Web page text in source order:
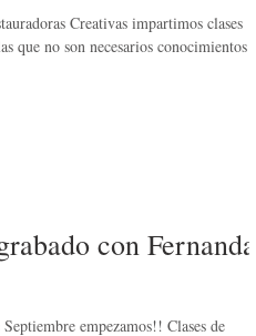
Creativas impartimos clases
que no son necesarios conocimientos
con Fernanda
empezamos!! Clases de